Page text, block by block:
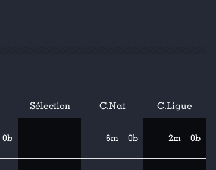
Sélection C.Nat C.Ligue
0b 6m 0b 2m 0b